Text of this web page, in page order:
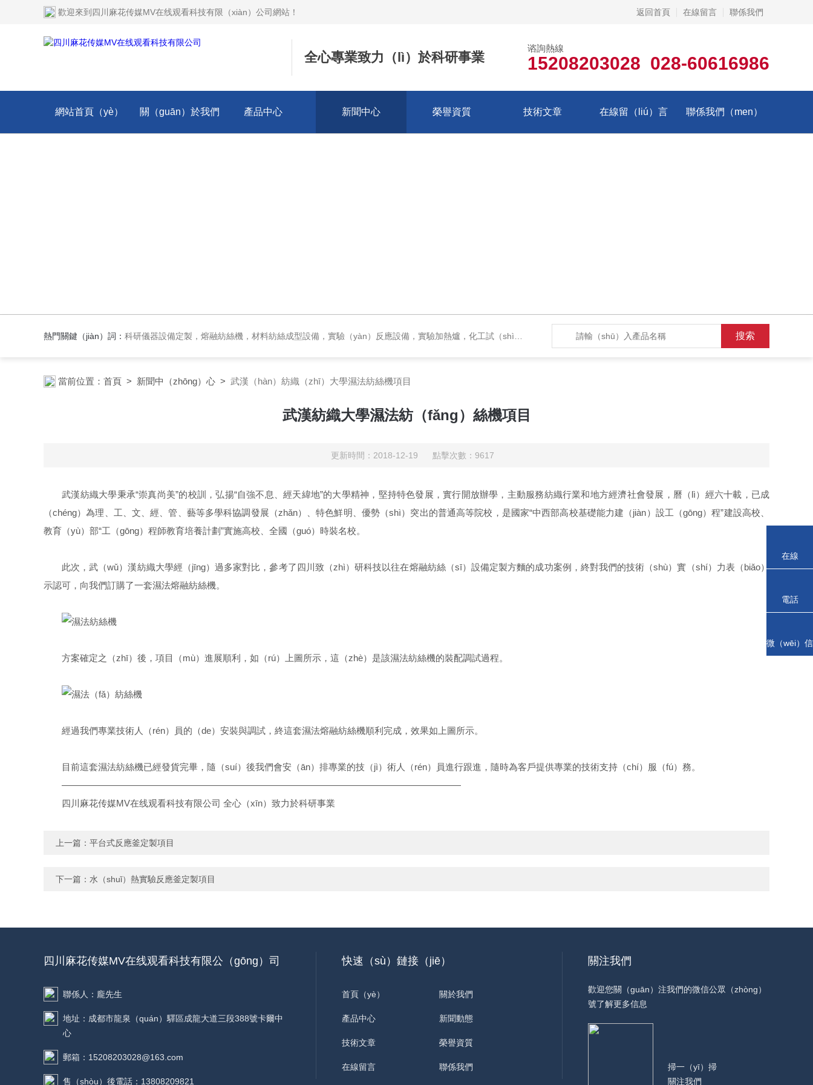
歡迎來到 四川麻花传媒MV在线观看科技有限（xiàn）公司網站 ！ 返回首頁 在線留言 聯係我們
全心專業致力（lì）於科研事業
谘詢熱線
15208203028 028-60616986
網站首頁（yè） 關（guān）於我們 產品中心 新聞中心 榮譽資質 技術文章 在線留（liú）言 聯係我們（men）
熱門關鍵（jiàn）詞： 科研儀器設備定製，熔融紡絲機，材料紡絲成型設備，實驗（yàn）反應設備，實驗加熱爐，化工試（shì）驗裝置，材料檢測類設備，配電（diàn）與節能項目，機械（xiè）設計加工，實驗室（shì）儀器耗材（cái），通（tōng）用（yòng）儀器設備
當前位置： 首頁 > 新聞中（zhōng）心 > 武漢（hàn）紡織（zhī）大學濕法紡絲機項目
武漢紡織大學濕法紡（fǎng）絲機項目
更新時間：2018-12-19 點擊次數：9617
武漢紡織大學秉承“崇真尚美”的校訓，弘揚“自強不息、經天緯地”的大學精神，堅持特色發展，實行開放辦學，主動服務紡織行業和地方經濟社會發展，曆（lì）經六十載，已成
（chéng）為理、工、文、經、管、藝等多學科協調發展（zhǎn）、特色鮮明、優勢（shì）突出的普通高等院校，是國家“中西部高校基礎能力建（jiàn）設工（gōng）程”建設高校、
教育（yù）部“工（gōng）程師教育培養計劃”實施高校、全國（guó）時裝名校。
此次，武（wǔ）漢紡織大學經（jīng）過多家對比，參考了四川致（zhì）研科技以往在熔融紡絲（sī）設備定製方麵的成功案例，終對我們的技術（shù）實（shí）力表（biǎo）
示認可，向我們訂購了一套濕法熔融紡絲機。
方案確定之（zhī）後，項目（mù）進展順利，如（rú）上圖所示，這（zhè）是該濕法紡絲機的裝配調試過程。
經過我們專業技術人（rén）員的（de）安裝與調試，終這套濕法熔融紡絲機順利完成，效果如上圖所示。
目前這套濕法紡絲機已經發貨完畢，隨（suí）後我們會安（ān）排專業的技（jì）術人（rén）員進行跟進，隨時為客戶提供專業的技術支持（chí）服（fú）務。
————————————————————————————————————————————
四川麻花传媒MV在线观看科技有限公司 全心（xīn） 致力於科研事業
上一篇： 平台式反應釜定製項目
下一篇： 水（shuǐ）熱實驗反應釜定製項目
四川麻花传媒MV在线观看科技有限公（gōng）司
聯係人：龐先生
地址：成都市龍泉（quán）驛區成龍大道三段388號卡爾中
心
郵箱：15208203028@163.com
售（shòu）後電話：13808209821
快速（sù）鏈接（jiē）
首頁（yè） 關於我們
產品中心 新聞動態
技術文章 榮譽資質
在線留言 聯係我們
關注我們
歡迎您關（guān）注我們的微信公眾（zhòng）
號了解更多信息
掃一（yī）掃
關注我們
在線
（xiàn）谘
電話
微（wēi）信
掃一（yī）